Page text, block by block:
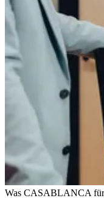
Was CASABLANCA